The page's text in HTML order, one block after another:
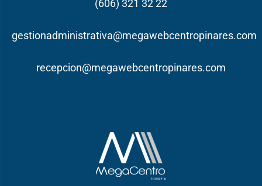
(606) 321 32 22
gestionadministrativa@megawebcentropinares.com
recepcion@megawebcentropinares.com